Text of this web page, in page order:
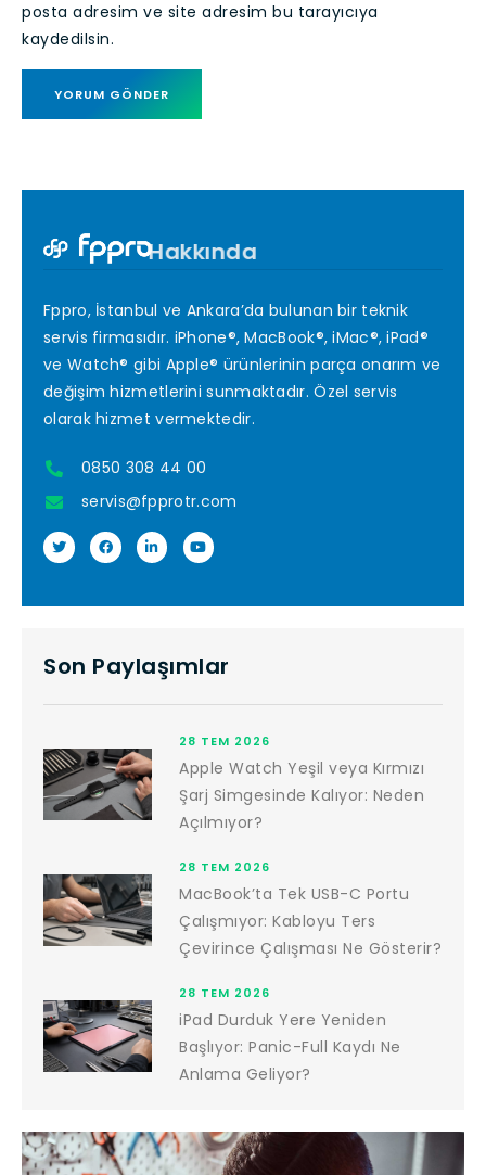
posta adresim ve site adresim bu tarayıcıya
kaydedilsin.
Hakkında
Fppro, İstanbul ve Ankara’da bulunan bir teknik
servis firmasıdır. iPhone®, MacBook®, iMac®, iPad®
ve Watch® gibi Apple® ürünlerinin parça onarım ve
değişim hizmetlerini sunmaktadır. Özel servis
olarak hizmet vermektedir.
0850 308 44 00
servis@fpprotr.com
Son Paylaşımlar
28 TEM 2026
Apple Watch Yeşil veya Kırmızı
Şarj Simgesinde Kalıyor: Neden
Açılmıyor?
28 TEM 2026
MacBook’ta Tek USB-C Portu
Çalışmıyor: Kabloyu Ters
Çevirince Çalışması Ne Gösterir?
28 TEM 2026
iPad Durduk Yere Yeniden
Başlıyor: Panic-Full Kaydı Ne
Anlama Geliyor?